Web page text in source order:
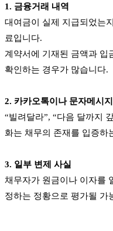
1. 금융거래 내역
대여금이 실제 지급되었는
료입니다.
계약서에 기재된 금액과 입
확인하는 경우가 많습니다.
2. 카카오톡이나 문자메시지
“빌려달라”, “다음 달까지
화는 채무의 존재를 입증하
3. 일부 변제 사실
채무자가 원금이나 이자를
정하는 정황으로 평가될 가